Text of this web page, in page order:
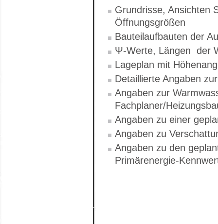
Grundrisse, Ansichten
Öffnungsgrößen
Bauteilaufbauten der
Ψ-Werte, Längen der
Lageplan mit
Detaillierte Angaben
Angaben zur
Fachplaner/
Angaben zu einer
Angaben zu
Angaben zu den
Primärenergie-